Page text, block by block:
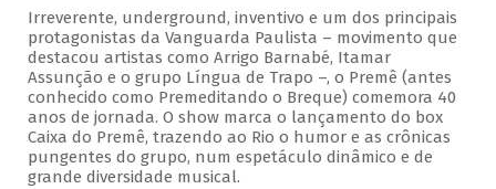
Irreverente, underground, inventivo e um dos principais
protagonistas da Vanguarda Paulista – movimento que
destacou artistas como Arrigo Barnabé, Itamar
Assunção e o grupo Língua de Trapo –, o Premê (antes
conhecido como Premeditando o Breque) comemora 40
anos de jornada. O show marca o lançamento do box
Caixa do Premê, trazendo ao Rio o humor e as crônicas
pungentes do grupo, num espetáculo dinâmico e de
grande diversidade musical.